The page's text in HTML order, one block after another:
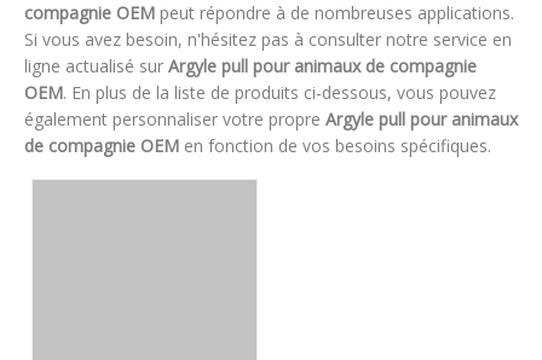
compagnie OEM peut répondre à de nombreuses applications.
Si vous avez besoin, n'hésitez pas à consulter notre service en
ligne actualisé sur Argyle pull pour animaux de compagnie
OEM. En plus de la liste de produits ci-dessous, vous pouvez
également personnaliser votre propre Argyle pull pour animaux
de compagnie OEM en fonction de vos besoins spécifiques.